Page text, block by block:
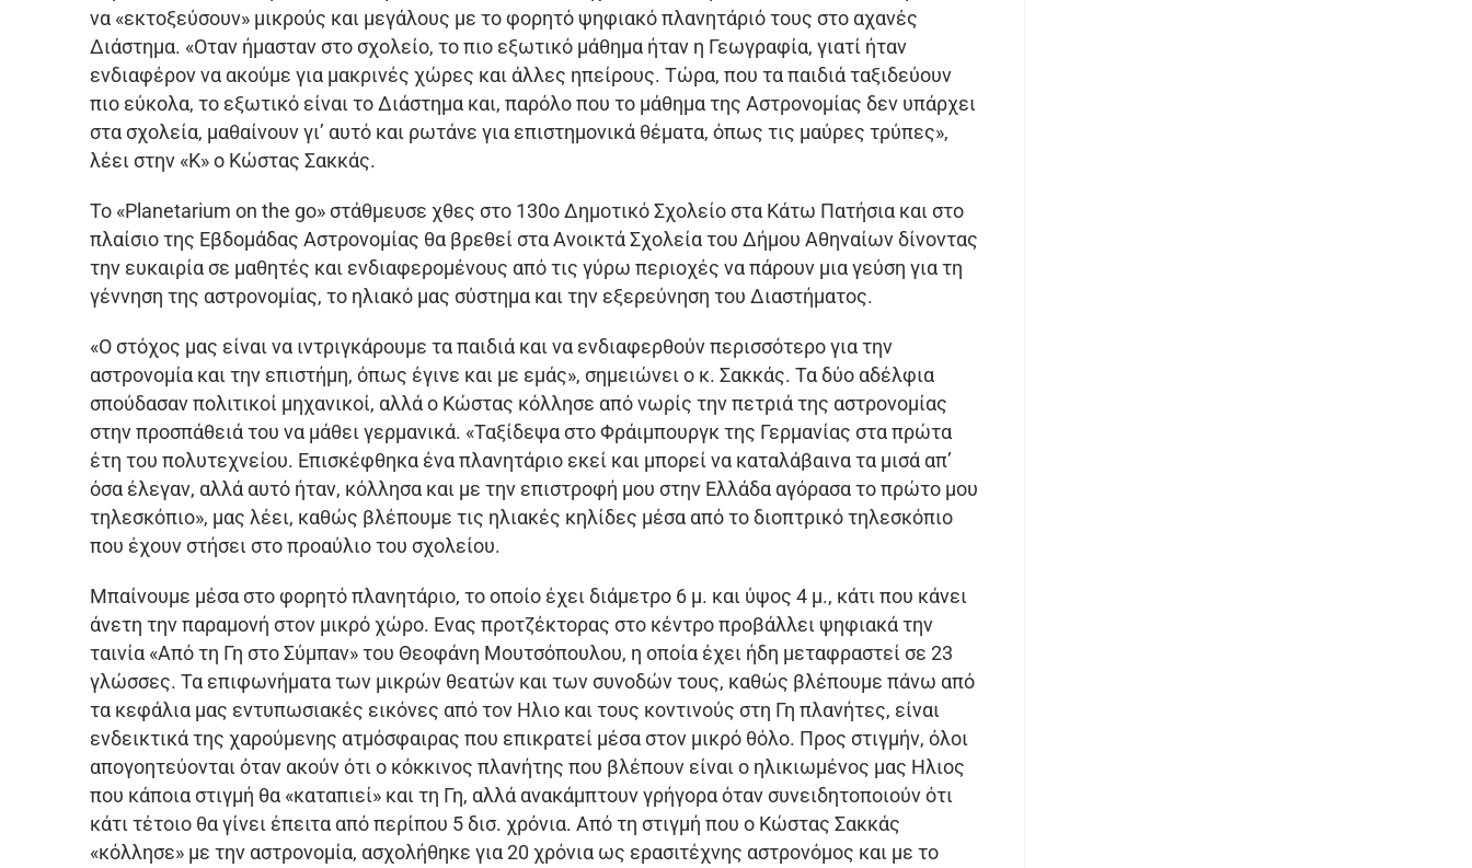
να «εκτοξεύσουν» μικρούς και μεγάλους με το φορητό ψηφιακό πλανητάριό τους στο αχανές
Διάστημα. «Οταν ήμασταν στο σχολείο, το πιο εξωτικό μάθημα ήταν η Γεωγραφία, γιατί ήταν
ενδιαφέρον να ακούμε για μακρινές χώρες και άλλες ηπείρους. Τώρα, που τα παιδιά ταξιδεύουν
πιο εύκολα, το εξωτικό είναι το Διάστημα και, παρόλο που το μάθημα της Αστρονομίας δεν υπάρχει
στα σχολεία, μαθαίνουν γι’ αυτό και ρωτάνε για επιστημονικά θέματα, όπως τις μαύρες τρύπες»,
λέει στην «Κ» ο Κώστας Σακκάς.
Το «Planetarium on the go» στάθμευσε χθες στο 130ο Δημοτικό Σχολείο στα Κάτω Πατήσια και στο
πλαίσιο της Εβδομάδας Αστρονομίας θα βρεθεί στα Ανοικτά Σχολεία του Δήμου Αθηναίων δίνοντας
την ευκαιρία σε μαθητές και ενδιαφερομένους από τις γύρω περιοχές να πάρουν μια γεύση για τη
γέννηση της αστρονομίας, το ηλιακό μας σύστημα και την εξερεύνηση του Διαστήματος.
«Ο στόχος μας είναι να ιντριγκάρουμε τα παιδιά και να ενδιαφερθούν περισσότερο για την
αστρονομία και την επιστήμη, όπως έγινε και με εμάς», σημειώνει ο κ. Σακκάς. Τα δύο αδέλφια
σπούδασαν πολιτικοί μηχανικοί, αλλά ο Κώστας κόλλησε από νωρίς την πετριά της αστρονομίας
στην προσπάθειά του να μάθει γερμανικά. «Ταξίδεψα στο Φράιμπουργκ της Γερμανίας στα πρώτα
έτη του πολυτεχνείου. Επισκέφθηκα ένα πλανητάριο εκεί και μπορεί να καταλάβαινα τα μισά απ’
όσα έλεγαν, αλλά αυτό ήταν, κόλλησα και με την επιστροφή μου στην Ελλάδα αγόρασα το πρώτο μου
τηλεσκόπιο», μας λέει, καθώς βλέπουμε τις ηλιακές κηλίδες μέσα από το διοπτρικό τηλεσκόπιο
που έχουν στήσει στο προαύλιο του σχολείου.
Μπαίνουμε μέσα στο φορητό πλανητάριο, το οποίο έχει διάμετρο 6 μ. και ύψος 4 μ., κάτι που κάνει
άνετη την παραμονή στον μικρό χώρο. Ενας προτζέκτορας στο κέντρο προβάλλει ψηφιακά την
ταινία «Από τη Γη στο Σύμπαν» του Θεοφάνη Μουτσόπουλου, η οποία έχει ήδη μεταφραστεί σε 23
γλώσσες. Τα επιφωνήματα των μικρών θεατών και των συνοδών τους, καθώς βλέπουμε πάνω από
τα κεφάλια μας εντυπωσιακές εικόνες από τον Ηλιο και τους κοντινούς στη Γη πλανήτες, είναι
ενδεικτικά της χαρούμενης ατμόσφαιρας που επικρατεί μέσα στον μικρό θόλο. Προς στιγμήν, όλοι
απογοητεύονται όταν ακούν ότι ο κόκκινος πλανήτης που βλέπουν είναι ο ηλικιωμένος μας Ηλιος
που κάποια στιγμή θα «καταπιεί» και τη Γη, αλλά ανακάμπτουν γρήγορα όταν συνειδητοποιούν ότι
κάτι τέτοιο θα γίνει έπειτα από περίπου 5 δισ. χρόνια. Από τη στιγμή που ο Κώστας Σακκάς
«κόλλησε» με την αστρονομία, ασχολήθηκε για 20 χρόνια ως ερασιτέχνης αστρονόμος και με το